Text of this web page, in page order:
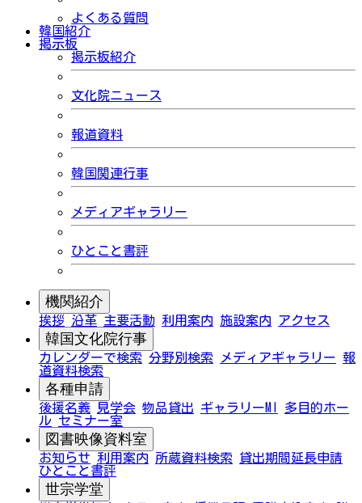
よくある質問
韓国紹介
掲示板
掲示板紹介
文化院ニュース
報道資料
韓国関連行事
メディアギャラリー
ひとこと書評
機関紹介
挨拶 沿革 主要活動 利用案内 施設案内 アクセス
韓国文化院行事
カレンダーで検索 分野別検索 メディアギャラリー 報
道資料検索
各種申請
後援名義 見学会 物品貸出 ギャラリーMI
多目的ホー
ル セミナー室
図書映像資料室
お知らせ 利用案内 所蔵資料検索
貸出期間延長申請
ひとこと書評
世宗学堂